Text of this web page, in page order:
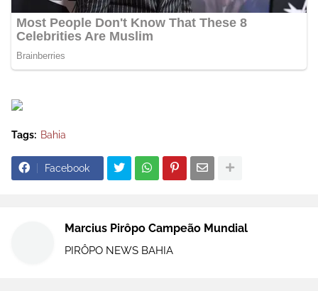
Tags: Bahia
Facebook
Marcius Pirôpo Campeão Mundial
PIRÔPO NEWS BAHIA